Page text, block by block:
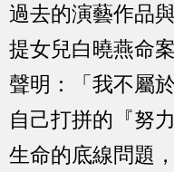
過去的演藝作品
提女兒白曉燕命
聲明：「我不屬
自己打拼的『努
生命的底線問題